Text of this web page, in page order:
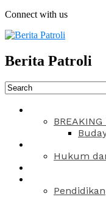
Connect with us
Berita Patroli
BREAKING
Hukum
Pendidikan